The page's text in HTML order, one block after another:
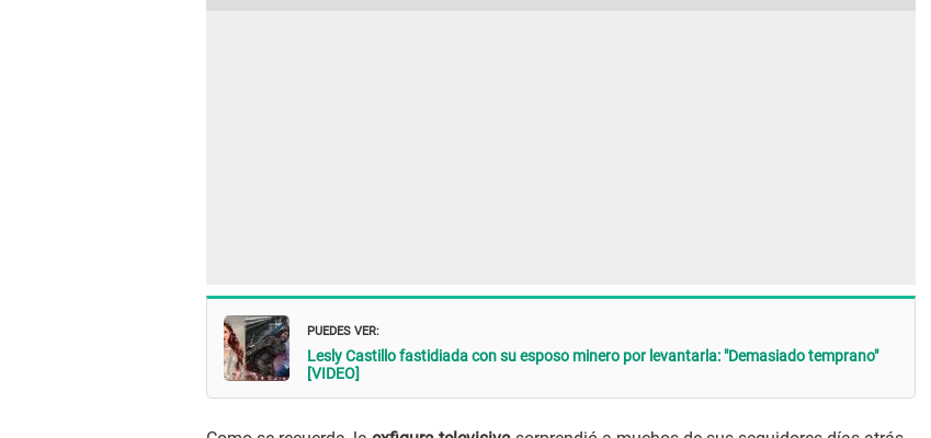
PUEDES VER:
Lesly Castillo fastidiada con su esposo minero por levantarla: "Demasiado temprano"
[VIDEO]